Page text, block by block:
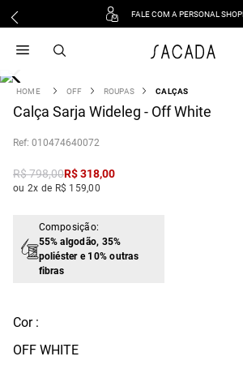
FALE COM A PERSONAL
OFF ROUPAS CALÇAS
Calça Sarja Wideleg - Off White
: 010474640072
R$798,00R$318,00
ou 2x de R$ 159,00
Composição:
55% algodão, 35%
poliéster e 10% outras
fibras
Cor :
OFF WHITE
vestido
3 º blusa
º tricot
º macacão
jeans
º vestido curto